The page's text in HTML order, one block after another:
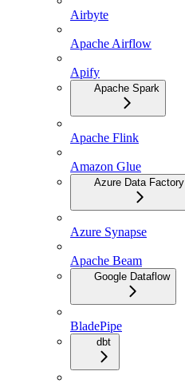
Airbyte
Apache Airflow
Apify
Apache Spark
Apache Flink
Amazon Glue
Azure Data Factory
Azure Synapse
Apache Beam
Google Dataflow
BladePipe
dbt